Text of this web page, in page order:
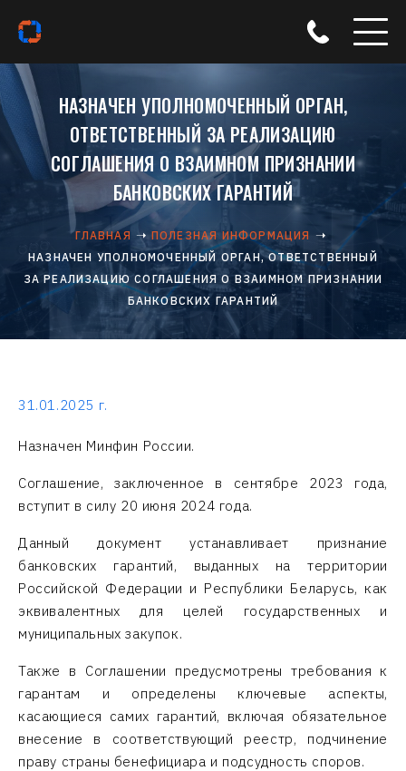
НАЗНАЧЕН УПОЛНОМОЧЕННЫЙ ОРГАН,
ОТВЕТСТВЕННЫЙ ЗА РЕАЛИЗАЦИЮ
СОГЛАШЕНИЯ О ВЗАИМНОМ ПРИЗНАНИИ
БАНКОВСКИХ ГАРАНТИЙ
ГЛАВНАЯ
ПОЛЕЗНАЯ ИНФОРМАЦИЯ
НАЗНАЧЕН УПОЛНОМОЧЕННЫЙ ОРГАН, ОТВЕТСТВЕННЫЙ
ЗА РЕАЛИЗАЦИЮ СОГЛАШЕНИЯ О ВЗАИМНОМ ПРИЗНАНИИ
БАНКОВСКИХ ГАРАНТИЙ
31.01.2025 г.
Назначен Минфин России.
Соглашение, заключенное в сентябре 2023 года,
вступит в силу 20 июня 2024 года.
Данный документ устанавливает признание
банковских гарантий, выданных на территории
Российской Федерации и Республики Беларусь, как
эквивалентных для целей государственных и
муниципальных закупок.
Также в Соглашении предусмотрены требования к
гарантам и определены ключевые аспекты,
касающиеся самих гарантий, включая обязательное
внесение в соответствующий реестр, подчинение
праву страны бенефициара и подсудность споров.